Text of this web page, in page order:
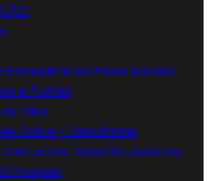
PARA ARMAS
e Fustes
Mira
Coice - Almofadas
Cartuchos Desarticuladores